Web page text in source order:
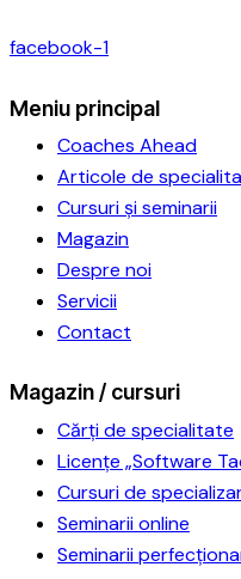
facebook-1
Meniu principal
Coaches Ahead
Articole de
Cursuri și seminarii
Magazin
Despre noi
Servicii
Contact
Magazin / cursuri
Cărți de specialitate
Licențe „Software
Cursuri de
Seminarii online
Seminarii